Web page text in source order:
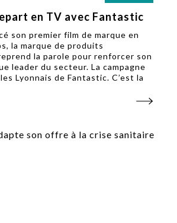
en TV avec Fantastic
son premier film de marque en
la marque de produits
la parole pour renforcer son
leader du secteur. La campagne
Lyonnais de Fantastic. C’est la